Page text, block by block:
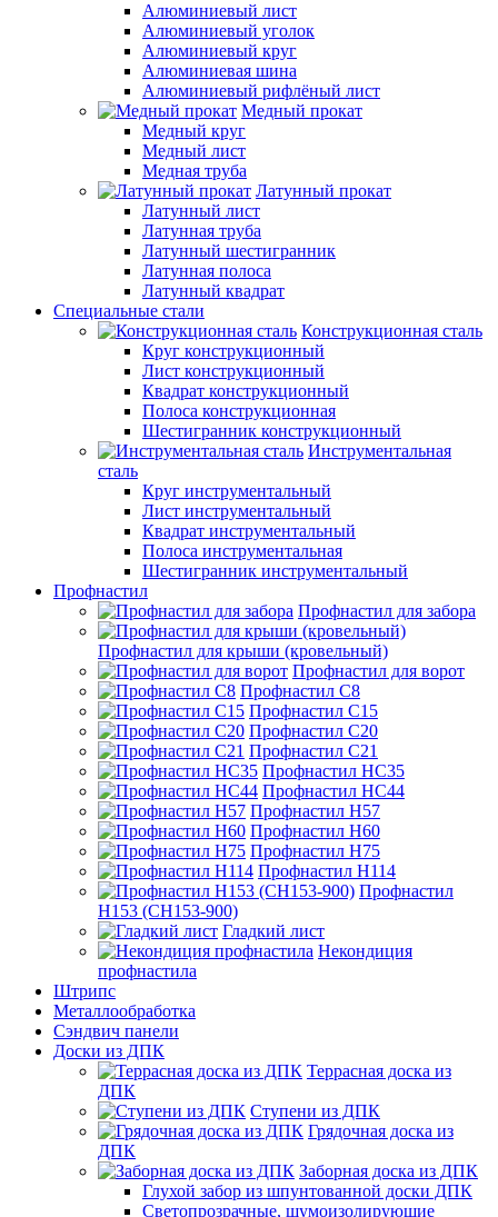
Алюминиевый лист
Алюминиевый уголок
Алюминиевый круг
Алюминиевая шина
Алюминиевый рифлёный лист
Медный прокат
Медный круг
Медный лист
Медная труба
Латунный прокат
Латунный лист
Латунная труба
Латунный шестигранник
Латунная полоса
Латунный квадрат
Специальные стали
Конструкционная сталь
Круг конструкционный
Лист конструкционный
Квадрат конструкционный
Полоса конструкционная
Шестигранник конструкционный
Инструментальная
сталь
Круг инструментальный
Лист инструментальный
Квадрат инструментальный
Полоса инструментальная
Шестигранник инструментальный
Профнастил
Профнастил для забора
Профнастил для крыши (кровельный)
Профнастил для ворот
Профнастил С8
Профнастил С15
Профнастил С20
Профнастил С21
Профнастил НС35
Профнастил НС44
Профнастил Н57
Профнастил Н60
Профнастил Н75
Профнастил Н114
Профнастил
Н153 (СН153-900)
Гладкий лист
Некондиция
профнастила
Штрипс
Металлообработка
Сэндвич панели
Доски из ДПК
Террасная доска из
ДПК
Ступени из ДПК
Грядочная доска из
ДПК
Заборная доска из ДПК
Глухой забор из шпунтованной доски ДПК
Светопрозрачные, шумоизолирующие